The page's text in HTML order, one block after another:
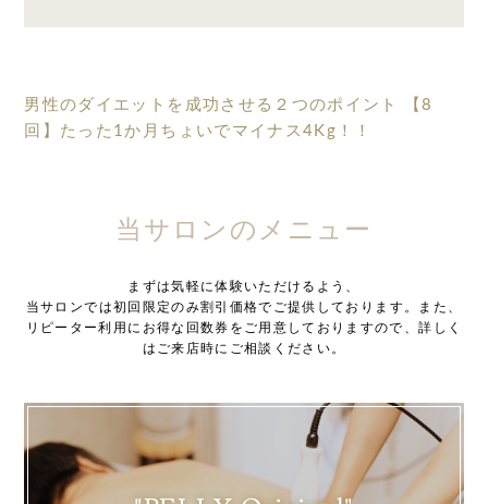
男性のダイエットを成功させる２つのポイント
【8
回】たった1か月ちょいでマイナス4Kg！！
当サロンのメニュー
まずは気軽に体験いただけるよう、
当サロンでは初回限定のみ割引価格でご提供しております。また、
リピーター利用にお得な回数券をご用意しておりますので、詳しく
はご来店時にご相談ください。